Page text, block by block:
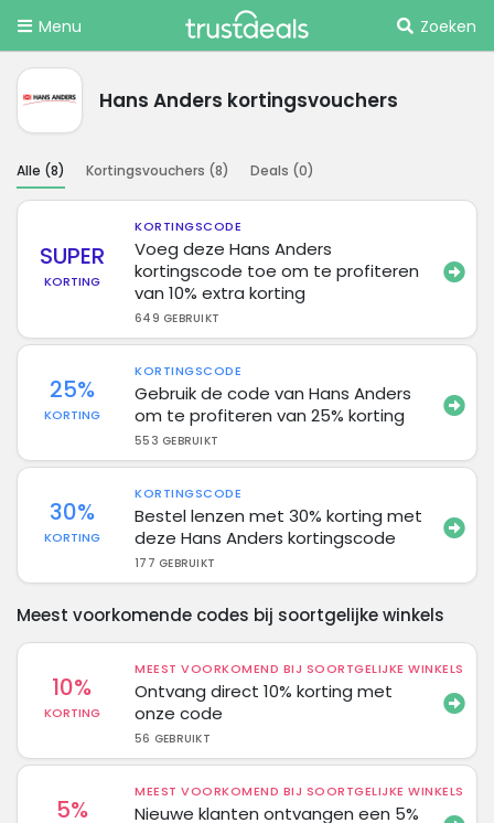
Menu Zoeken
Hans Anders kortingsvouchers
Alle (8) Kortingsvouchers (8) Deals (0)
SUPER
KORTING
KORTINGSCODE
Voeg deze Hans Anders
kortingscode toe om te profiteren
van 10% extra korting
649 GEBRUIKT
25%
KORTING
KORTINGSCODE
Gebruik de code van Hans Anders
om te profiteren van 25% korting
553 GEBRUIKT
30%
KORTING
KORTINGSCODE
Bestel lenzen met 30% korting met
deze Hans Anders kortingscode
177 GEBRUIKT
Meest voorkomende codes bij soortgelijke winkels
10%
KORTING
MEEST VOORKOMEND BIJ SOORTGELIJKE WINKELS
Ontvang direct 10% korting met
onze code
56 GEBRUIKT
5%
MEEST VOORKOMEND BIJ SOORTGELIJKE WINKELS
Nieuwe klanten ontvangen een 5%